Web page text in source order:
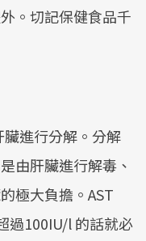
。切記保健食品千
進行分解。分解
由肝臟進行解毒、
極大負擔。AST
過100IU/l 的話就必